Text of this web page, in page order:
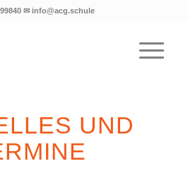
✉ info@acg.schule
UND